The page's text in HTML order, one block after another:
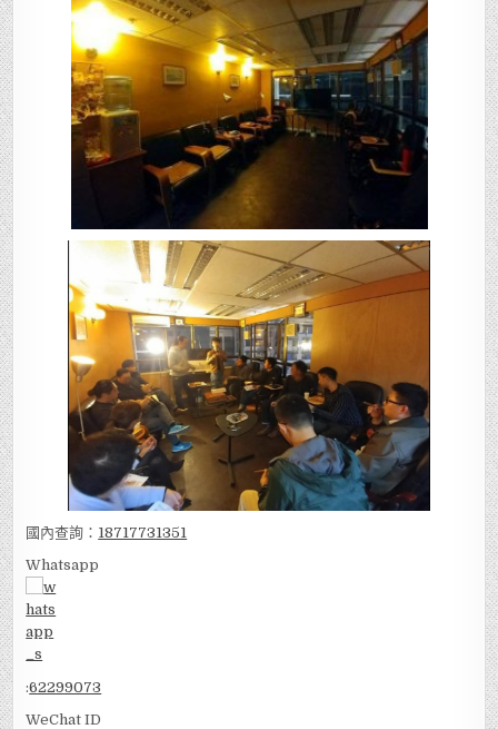
國內查詢： 18717731351
Whatsapp
:62299073
WeChat ID